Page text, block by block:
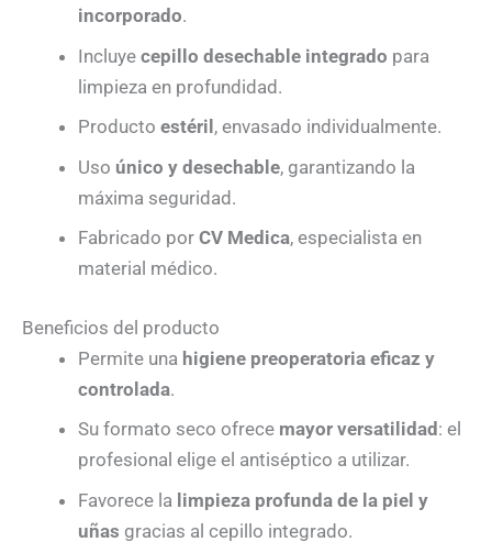
incorporado.
Incluye cepillo desechable integrado para
limpieza en profundidad.
Producto estéril , envasado individualmente.
Uso único y desechable, garantizando la
máxima seguridad.
Fabricado por CV Medica, especialista en
material médico.
Beneficios del producto
Permite una higiene preoperatoria eficaz y
controlada.
Su formato seco ofrece mayor versatilidad : el
profesional elige el antiséptico a utilizar.
Favorece la limpieza profunda de la piel y
uñas gracias al cepillo integrado.